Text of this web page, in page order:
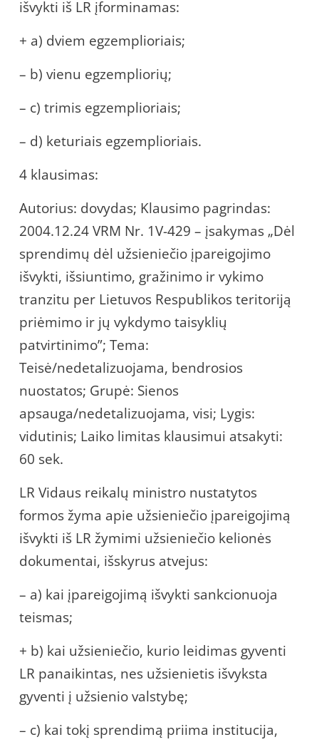
išvykti iš LR įforminamas:
+ a) dviem egzemplioriais;
– b) vienu egzempliorių;
– c) trimis egzemplioriais;
– d) keturiais egzemplioriais.
4 klausimas:
Autorius: dovydas; Klausimo pagrindas:
2004.12.24 VRM Nr. 1V-429 – įsakymas „Dėl
sprendimų dėl užsieniečio įpareigojimo
išvykti, išsiuntimo, gražinimo ir vykimo
tranzitu per Lietuvos Respublikos teritoriją
priėmimo ir jų vykdymo taisyklių
patvirtinimo”; Tema:
Teisė/nedetalizuojama, bendrosios
nuostatos; Grupė: Sienos
apsauga/nedetalizuojama, visi; Lygis:
vidutinis; Laiko limitas klausimui atsakyti:
60 sek.
LR Vidaus reikalų ministro nustatytos
formos žyma apie užsieniečio įpareigojimą
išvykti iš LR žymimi užsieniečio kelionės
dokumentai, išskyrus atvejus:
– a) kai įpareigojimą išvykti sankcionuoja
teismas;
+ b) kai užsieniečio, kurio leidimas gyventi
LR panaikintas, nes užsienietis išvyksta
gyventi į užsienio valstybę;
– c) kai tokį sprendimą priima institucija,